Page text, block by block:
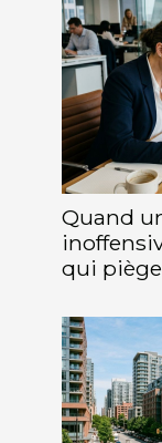
Quand
qui